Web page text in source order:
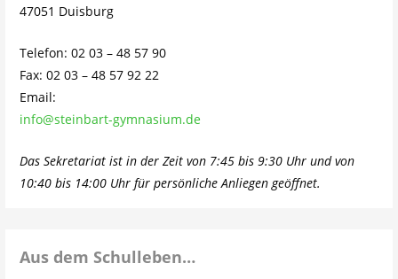
47051 Duisburg
Telefon: 02 03 – 48 57 90
Fax: 02 03 – 48 57 92 22
Email:
info@steinbart-gymnasium.de
Das Sekretariat ist in der Zeit von 7:45 bis 9:30 Uhr und von
10:40 bis 14:00 Uhr für persönliche Anliegen geöffnet.
Aus dem Schulleben…